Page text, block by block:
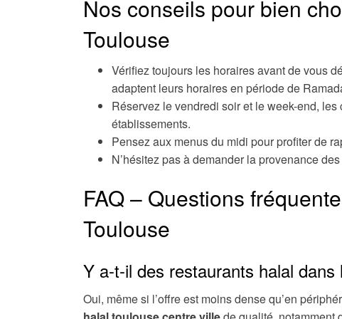
Nos conseils pour bien
Toulouse
Vérifiez toujours les horaires avant de vous
adaptent leurs horaires en période de
Réservez le vendredi soir et le week-end,
établissements.
Pensez aux menus du midi pour profiter de
N’hésitez pas à demander la provenance
FAQ – Questions
Toulouse
Y a-t-il des restaurants halal
Oui, même si l’offre est moins dense qu’en